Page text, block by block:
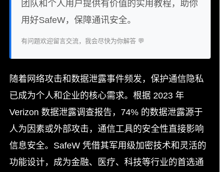
团队和个人用户提供有价值的实用教程，助你
用好SafeW，保障通讯安全。
有问题欢迎留言交流，我会尽快为你解答 💬
随着网络攻击和数据泄露事件频发，保护通信隐私
已成为个人和企业的核心需求。根据 2023 年
Verizon 数据泄露调查报告，74% 的数据泄露源于
人为因素或外部攻击，通信工具的安全性直接影响
信息安全。SafeW 凭借其军用级加密技术和灵活的
功能设计，成为金融、医疗、科技等行业的首选通